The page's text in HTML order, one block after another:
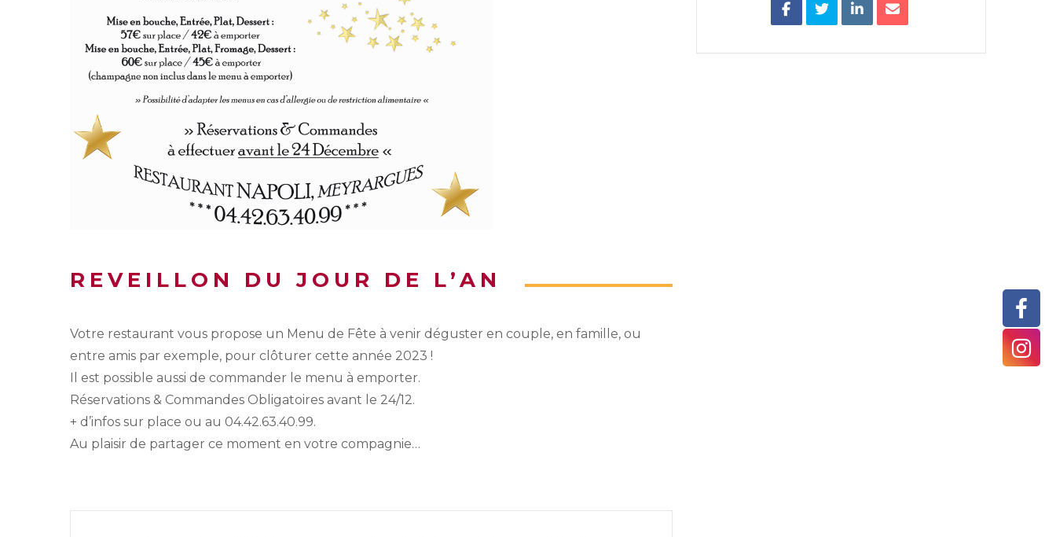
REVEILLON DU JOUR DE L’AN
Votre restaurant vous propose un Menu de Fête à venir déguster en couple, en famille, ou
entre amis par exemple, pour clôturer cette année 2023 !
Il est possible aussi de commander le menu à emporter.
Réservations & Commandes Obligatoires avant le 24/12.
+ d’infos sur place ou au 04.42.63.40.99.
Au plaisir de partager ce moment en votre compagnie…